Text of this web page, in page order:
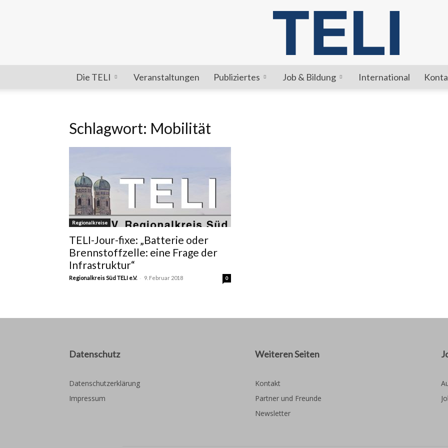
Die TELI Veranstaltungen Publiziertes Job & Bildung International
Schlagwort: Mobilität
Regionalkreise
TELI-Jour-fixe: „Batterie oder
Brennstoffzelle: eine Frage der
Infrastruktur“
Regionalkreis Süd TELI e.V. - 9. Februar 2018 0
Datenschutz
Datenschutzerklärung
Impressum
Weiteren Seiten
Kontakt
Partner und Freunde
Newsletter